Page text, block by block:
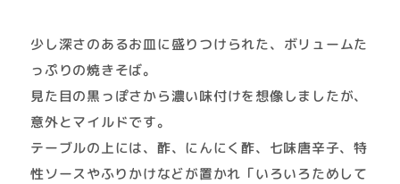
少し深さのあるお皿に盛りつけられた、ボリュームた
っぷりの焼きそば。
見た目の黒っぽさから濃い味付けを想像しましたが、
意外とマイルドです。
テーブルの上には、酢、にんにく酢、七味唐辛子、特
性ソースやふりかけなどが置かれ「いろいろためして